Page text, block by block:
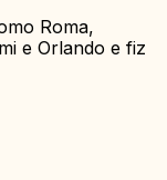
Roma,
e Orlando e fiz